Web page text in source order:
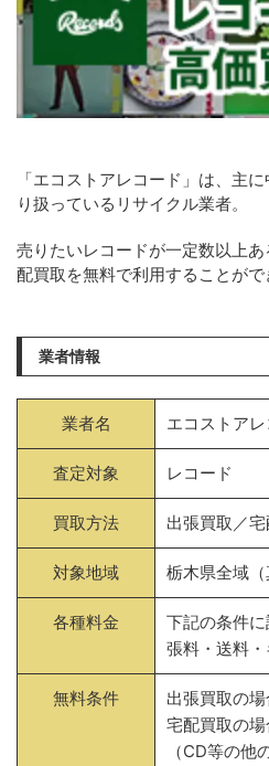
「エコストアレコード」は、主
り扱っているリサイクル業者。
売りたいレコードが一定数以上
配買取を無料で利用することがで
業者情報
業者名 エコストアレ
査定対象 レコード
買取方法 出張買取／宅
対象地域 栃木県全域（
各種料金
下記の条件
張料・送料
無料条件
出張買取の
宅配買取の
（CD等の他